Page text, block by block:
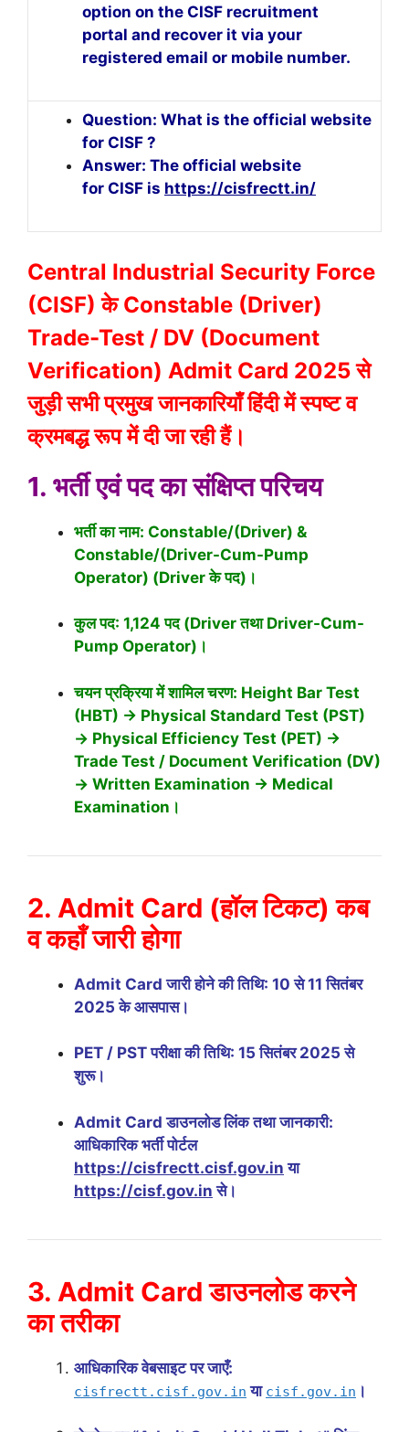
option on the CISF recruitment
portal and recover it via your
registered email or mobile number.
Question: What is the official website
for CISF ?
Answer: The official website
for CISF is https://cisfrectt.in/
Central Industrial Security Force
(CISF) के Constable (Driver)
Trade-Test / DV (Document
Verification) Admit Card 2025 से
जुड़ी सभी प्रमुख जानकारियाँ हिंदी में स्पष्ट व
क्रमबद्ध रूप में दी जा रही हैं।
1. भर्ती एवं पद का संक्षिप्त परिचय
भर्ती का नाम: Constable/(Driver) &
Constable/(Driver-Cum-Pump
Operator) (Driver के पद)।
कुल पद: 1,124 पद (Driver तथा Driver-Cum-
Pump Operator)।
चयन प्रक्रिया में शामिल चरण: Height Bar Test
(HBT) → Physical Standard Test (PST)
→ Physical Efficiency Test (PET) →
Trade Test / Document Verification (DV)
→ Written Examination → Medical
Examination।
2. Admit Card (हॉल टिकट) कब
व कहाँ जारी होगा
Admit Card जारी होने की तिथि: 10 से 11 सितंबर
2025 के आसपास।
PET / PST परीक्षा की तिथि: 15 सितंबर 2025 से
शुरू।
Admit Card डाउनलोड लिंक तथा जानकारी:
आधिकारिक भर्ती पोर्टल
https://cisfrectt.cisf.gov.in या
https://cisf.gov.in से।
3. Admit Card डाउनलोड करने
का तरीका
आधिकारिक वेबसाइट पर जाएँ:
cisfrectt.cisf.gov.in या cisf.gov.in ।